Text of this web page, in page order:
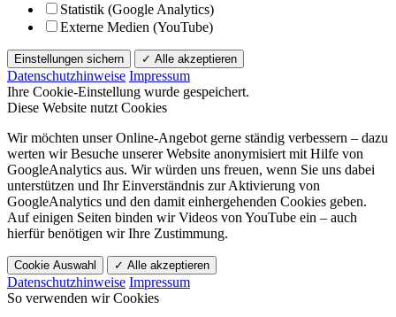
Statistik (Google Analytics)
Externe Medien (YouTube)
Einstellungen sichern ✓ Alle akzeptieren
Datenschutzhinweise Impressum
Ihre Cookie-Einstellung wurde gespeichert.
Diese Website nutzt Cookies
Wir möchten unser Online-Angebot gerne ständig verbessern – dazu
werten wir Besuche unserer Website anonymisiert mit Hilfe von
GoogleAnalytics aus. Wir würden uns freuen, wenn Sie uns dabei
unterstützen und Ihr Einverständnis zur Aktivierung von
GoogleAnalytics und den damit einhergehenden Cookies geben.
Auf einigen Seiten binden wir Videos von YouTube ein – auch
hierfür benötigen wir Ihre Zustimmung.
Cookie Auswahl ✓ Alle akzeptieren
Datenschutzhinweise Impressum
So verwenden wir Cookies